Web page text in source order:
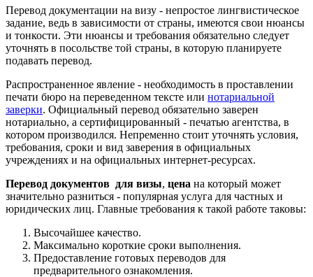
Перевод документации на визу - непростое лингвистическое
задание, ведь в зависимости от страны, имеются свои нюансы
и тонкости. Эти нюансы и требования обязательно следует
уточнять в посольстве той страны, в которую планируете
подавать перевод.
Распространенное явление - необходимость в проставлении
печати бюро на переведенном тексте или нотариальной
заверки. Официальный перевод обязательно заверен
нотариально, а сертифицированный - печатью агентства, в
котором производился. Непременно стоит уточнять условия,
требования, сроки и вид заверения в официальных
учреждениях и на официальных интернет-ресурсах.
Перевод документов для визы, цена на который может
значительно разниться - популярная услуга для частных и
юридических лиц. Главные требования к такой работе таковы:
Высочайшее качество.
Максимально короткие сроки выполнения.
Предоставление готовых переводов для
предварительного ознакомления.